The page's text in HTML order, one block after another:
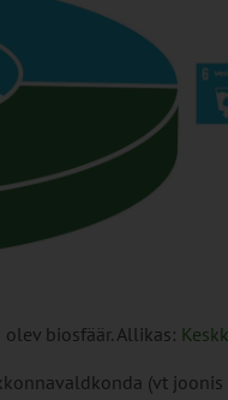
biosfäär. Allikas:
(vt joonis